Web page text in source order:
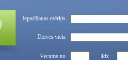
Iepazīšanas mērķis
Dzīves vieta
Vecums no līdz